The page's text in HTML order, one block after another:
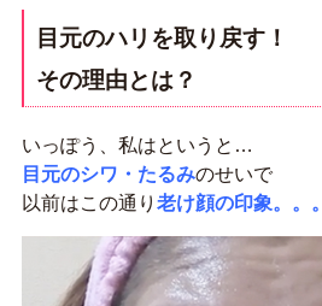
目元のハリを取り戻す！
その理由とは？
いっぽう、私はというと…
目元のシワ・たるみのせいで
以前はこの通り 老け顔の印象。。。